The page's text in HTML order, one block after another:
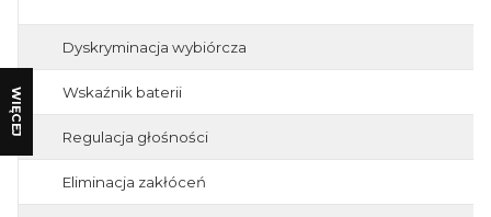
WIĘCEJ
Dyskryminacja wybiórcza
Wskaźnik baterii
Regulacja głośności
Eliminacja zakłóceń